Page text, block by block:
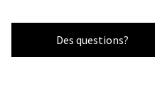
Des questions?